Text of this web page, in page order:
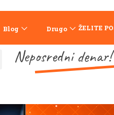
Blog Drugo ŽELITE
Neposredni denar!